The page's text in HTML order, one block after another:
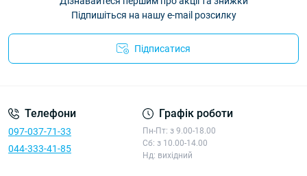
Підпишіться на нашу e-mail розсилку
Підписатися
Телефони
097-037-71-33
044-333-41-85
Графік роботи
Пн-Пт: з 9.00-18.00
Сб: з 10.00-14.00
Нд: вихідний